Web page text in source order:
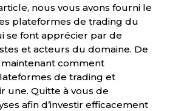
nous vous avons fourni le
plateformes de trading du
se font apprécier par de
et acteurs du domaine. De
maintenant comment
de trading et
une. Quitte à vous de
afin d’investir efficacement